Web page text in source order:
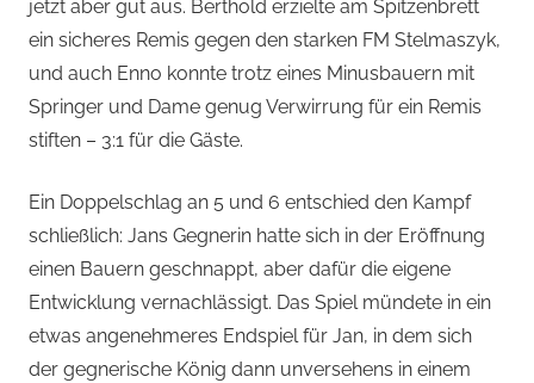
jetzt aber gut aus. Berthold erzielte am Spitzenbrett
ein sicheres Remis gegen den starken FM Stelmaszyk,
und auch Enno konnte trotz eines Minusbauern mit
Springer und Dame genug Verwirrung für ein Remis
stiften – 3:1 für die Gäste.
Ein Doppelschlag an 5 und 6 entschied den Kampf
schließlich: Jans Gegnerin hatte sich in der Eröffnung
einen Bauern geschnappt, aber dafür die eigene
Entwicklung vernachlässigt. Das Spiel mündete in ein
etwas angenehmeres Endspiel für Jan, in dem sich
der gegnerische König dann unversehens in einem